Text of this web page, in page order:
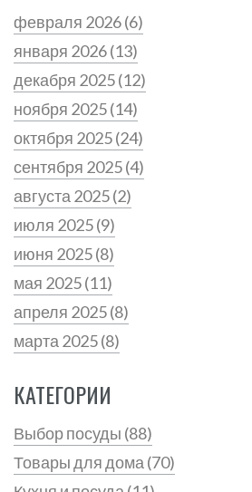
февраля 2026(6)
января 2026(13)
декабря 2025(12)
ноября 2025(14)
октября 2025(24)
сентября 2025(4)
августа 2025(2)
июля 2025(9)
июня 2025(8)
мая 2025(11)
апреля 2025(8)
марта 2025(8)
КАТЕГОРИИ
Выбор посуды (88)
Товары для дома (70)